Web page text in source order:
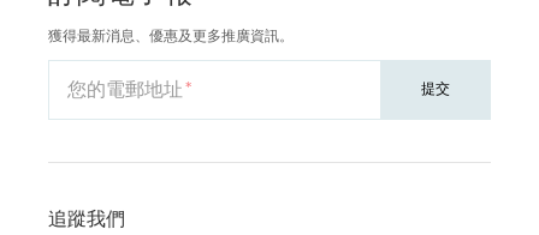
獲得最新消息、優惠及更多推廣資訊。
您的電郵地址 提交
追蹤我們